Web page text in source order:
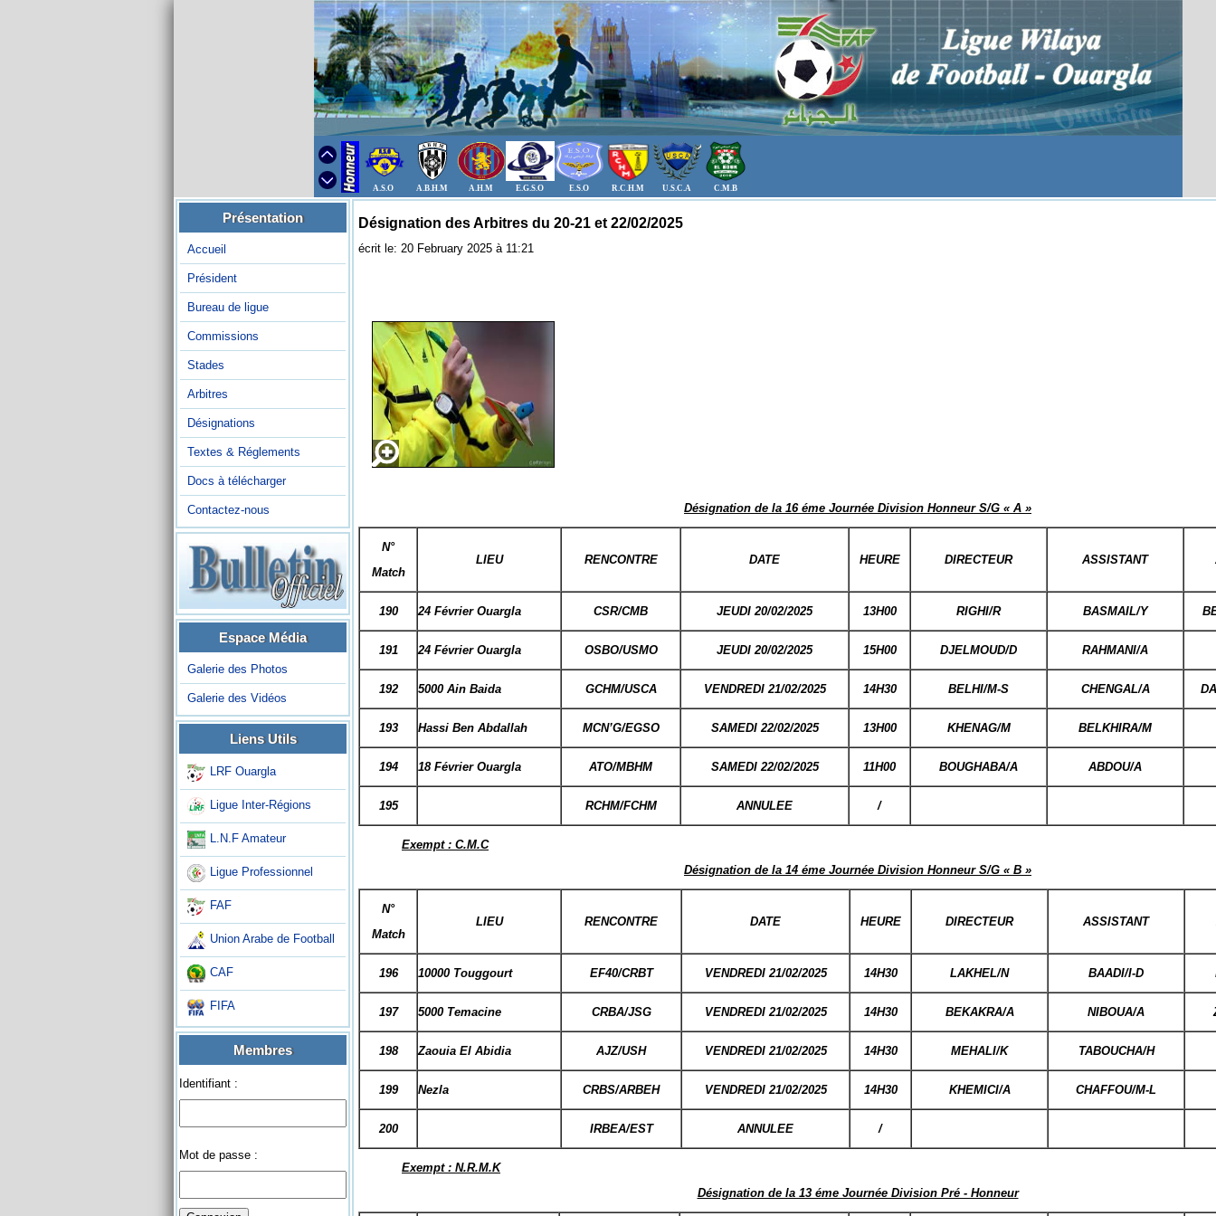
A.S.O A.B.H.M A.H.M E.G.S.O E.S.O R.C.H.M U.S.C.A C.M.B
Présentation
Accueil
Président
Bureau de ligue
Commissions
Stades
Arbitres
Désignations
Textes & Réglements
Docs à télécharger
Contactez-nous
Espace Média
Galerie des Photos
Galerie des Vidéos
Liens Utils
LRF Ouargla
Ligue Inter-Régions
L.N.F Amateur
Ligue Professionnel
FAF
Union Arabe de Football
CAF
FIFA
Membres
Identifiant :
Mot de passe :
Désignation des Arbitres du 20-21 et 22/02/2025
écrit le: 20 February 2025 à 11:21
Désignation de la 16 éme Journée Division Honneur S/G « A »
N°
Match
LIEU RENCONTRE DATE HEURE DIRECTEUR ASSISTANT
190 24 Février Ouargla CSR/CMB JEUDI 20/02/2025 13H00 RIGHI/R BASMAIL/Y
191 24 Février Ouargla OSBO/USMO JEUDI 20/02/2025 15H00 DJELMOUD/D RAHMANI/A
192 5000 Ain Baida GCHM/USCA VENDREDI 21/02/2025 14H30 BELHI/M-S CHENGAL/A
193 Hassi Ben Abdallah MCN’G/EGSO SAMEDI 22/02/2025 13H00 KHENAG/M BELKHIRA/M
194 18 Février Ouargla ATO/MBHM SAMEDI 22/02/2025 11H00 BOUGHABA/A ABDOU/A
195 RCHM/FCHM ANNULEE /
Exempt : C.M.C
Désignation de la 14 éme Journée Division Honneur S/G « B »
N°
Match
LIEU RENCONTRE DATE HEURE DIRECTEUR ASSISTANT
196 10000 Touggourt EF40/CRBT VENDREDI 21/02/2025 14H30 LAKHEL/N BAADI/I-D
197 5000 Temacine CRBA/JSG VENDREDI 21/02/2025 14H30 BEKAKRA/A NIBOUA/A
198 Zaouia El Abidia AJZ/USH VENDREDI 21/02/2025 14H30 MEHALI/K TABOUCHA/H
199 Nezla CRBS/ARBEH VENDREDI 21/02/2025 14H30 KHEMICI/A CHAFFOU/M-L
200 IRBEA/EST ANNULEE /
Exempt : N.R.M.K
Désignation de la 13 éme Journée Division Pré - Honneur